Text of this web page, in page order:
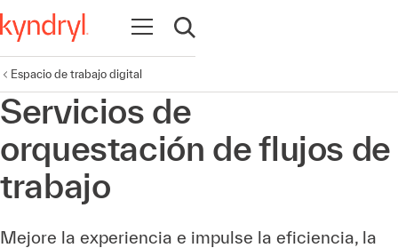
Abrir navegación
Abrir búsqueda
Espacio de trabajo digital
Servicios de
orquestación de flujos de
trabajo
Mejore la experiencia e impulse la eficiencia, la